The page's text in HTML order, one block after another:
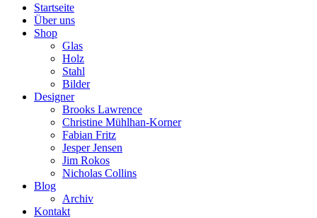
Startseite
Über uns
Shop
Glas
Holz
Stahl
Bilder
Designer
Brooks Lawrence
Christine Mühlhan-Korner
Fabian Fritz
Jesper Jensen
Jim Rokos
Nicholas Collins
Blog
Archiv
Kontakt